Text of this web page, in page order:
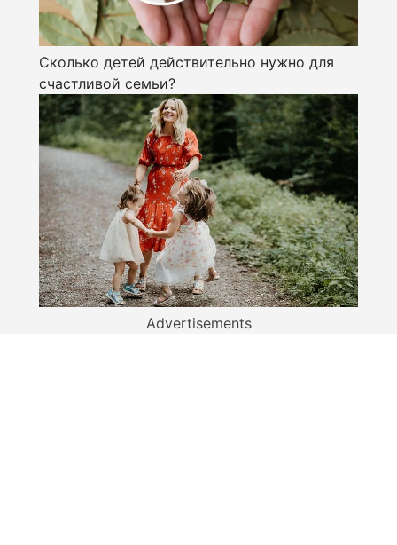
Сколько детей действительно нужно для
счастливой семьи?
Advertisements